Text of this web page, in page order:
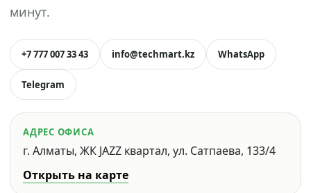
минут.
+7 777 007 33 43 info@techmart.kz WhatsApp
Telegram
АДРЕС ОФИСА
г. Алматы, ЖК JAZZ квартал, ул. Сатпаева, 133/4
Открыть на карте